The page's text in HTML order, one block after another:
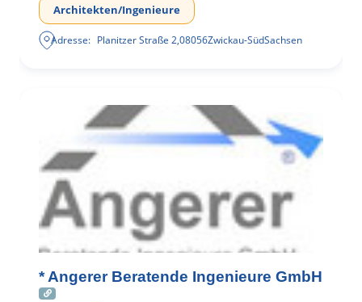
Architekten/Ingenieure
Adresse: Planitzer Straße 2,08056Zwickau-SüdSachsen
* Angerer Beratende Ingenieure GmbH